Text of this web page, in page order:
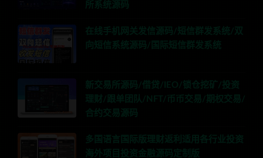
所系统源码
在线手机网关发信源码/短信群发系统/双
向短信系统源码/国际短信群发系统
新交易所源码/借贷/IEO/锁仓挖矿/投资
理财/跟单团队/NFT/币币交易/期权交易/
合约交易源码
多国语言国际版理财返利适用各行业投资
海外项目投资金融源码定制版